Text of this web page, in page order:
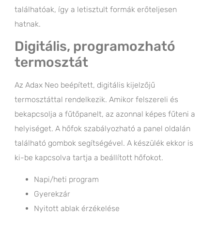
találhatóak, így a letisztult formák erőteljesen
hatnak.
Digitális, programozható
termosztát
Az Adax Neo beépített, digitális kijelzőjű
termosztáttal rendelkezik. Amikor felszereli és
bekapcsolja a fűtőpanelt, az azonnal képes fűteni a
helyiséget. A hőfok szabályozható a panel oldalán
található gombok segítségével. A készülék ekkor is
ki-be kapcsolva tartja a beállított hőfokot.
Napi/heti program
Gyerekzár
Nyitott ablak érzékelése